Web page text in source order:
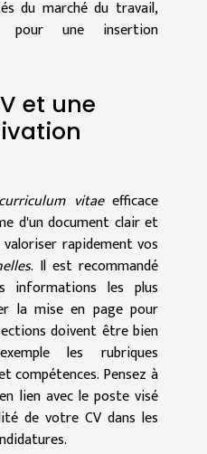
du marché du travail,
pour une insertion
et une
curriculum vitaeefficace
d'un document clair et
rapidement vos
. Il est recommandé
informations les plus
la mise en page pour
doivent être bien
les rubriques
compétences. Pensez à
lien avec le poste visé
de votre CV dans les